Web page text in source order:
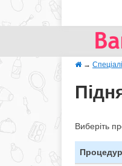
→
Виберіть